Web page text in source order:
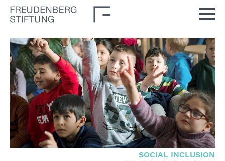
SOCIAL INCLUSION
Home
News
Journal
Stimulus